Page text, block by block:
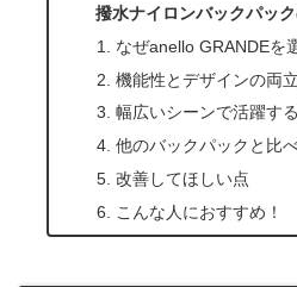
撥水ナイロンバックパッ
なぜanello GRANDEを
機能性とデザインの両
幅広いシーンで活躍す
他のバックパックと比
改善してほしい点
こんな人におすすめ！